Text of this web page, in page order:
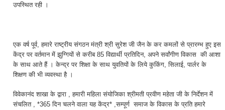
उपस्थित रही ।
एक वर्ष पूर्व, हमारे राष्ट्रीय संगठन मंत्री श्री सुरेश जी जैन के कर कमलों से प्रारम्भ हुए इस
केंद्र पर वर्तमान में झुग्गियों से करीब 85 विद्यार्थी प्रतिदिन, अपने सर्वांगीण विकास की आशा
के साथ आते हैं । केन्द्र पर शिक्षा के साथ युवतियों के लिये कुकिंग, सिलाई, पार्लर के
शिक्षण की भी व्यवस्था है ।
विवेकानंद शाखा के द्वारा , हमारी महिला संयोजिका श्रीमती प्रवीण महेता जी के निर्देशन में
संचलित , *365 दिन चलने वाला यह केंद्र* ,सम्पूर्ण समाज के विकास के प्रति हमारे